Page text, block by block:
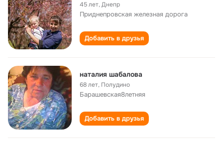
45 лет,Днепр
Приднепровская железная дорога
Добавить в друзья
наталия шабалова
68 лет, Полудино
Барашевская8летняя
Добавить в друзья